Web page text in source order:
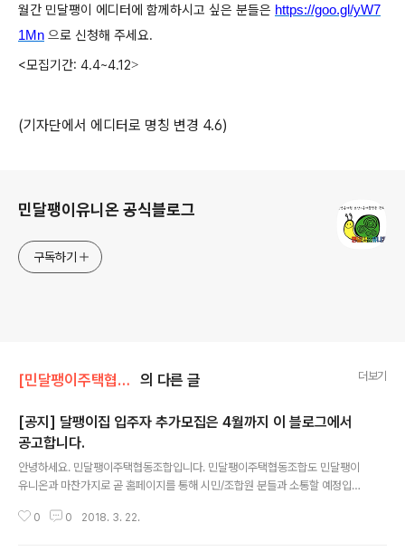
월간 민달팽이 에디터에 함께하시고 싶은 분들은 https://goo.gl/yW7
1Mn 으로 신청해 주세요.
<모집기간: 4.4~4.12>
(기자단에서 에디터로 명칭 변경 4.6)
민달팽이유니온 공식블로그
구독하기
[민달팽이주택협동조합]/* 공지사항 의 다른 글 더보기
[공지] 달팽이집 입주자 추가모집은 4월까지 이 블로그에서
공고합니다.
안녕하세요. 민달팽이주택협동조합입니다. 민달팽이주택협동조합도 민달팽이
유니온과 마찬가지로 곧 홈페이지를 통해 시민/조합원 분들과 소통할 예정입니
0 0 2018. 3. 22.